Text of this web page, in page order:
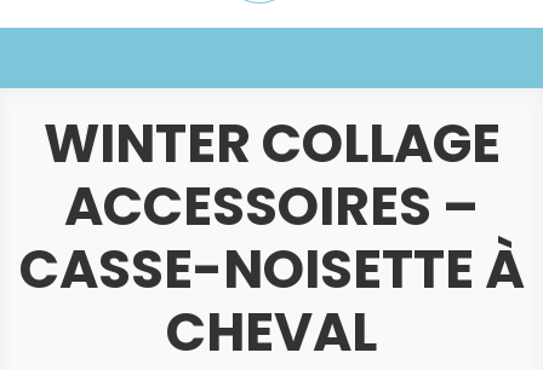
WINTER COLLAGE
ACCESSOIRES –
CASSE-NOISETTE À
CHEVAL